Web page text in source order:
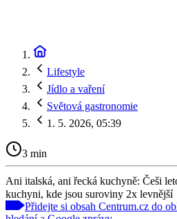
Lifestyle
Jídlo a vaření
Světová gastronomie
1. 5. 2026, 05:39
3 min
Ani italská, ani řecká kuchyně: Češi
kuchyni, kde jsou suroviny 2x levnější
Přidejte si obsah Centrum.cz do